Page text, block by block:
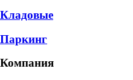
Кладовые
Паркинг
Компания